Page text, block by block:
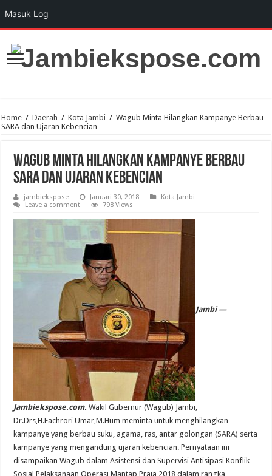
Home / Daerah / Kota Jambi / Wagub Minta Hilangkan Kampanye Berbau
SARA dan Ujaran Kebencian
Wagub Minta Hilangkan Kampanye Berbau
SARA dan Ujaran Kebencian
jambiekspose Januari 30, 2018
Kota Jambi
Leave a comment
798 Views
Jambi —
Jambiekspose.com. Wakil Gubernur (Wagub) Jambi,
Dr.Drs,H.Fachrori Umar,M.Hum meminta untuk menghilangkan
kampanye yang berbau suku, agama, ras, antar golongan (SARA) serta
kampanye yang mengandung ujaran kebencian. Pernyataan ini
disampaikan Wagub dalam Asistensi dan Supervisi Antisipasi Konflik
Sosial Pelaksanaan Operasi Mantap Praja 2018 dalam rangka
Masuk Log